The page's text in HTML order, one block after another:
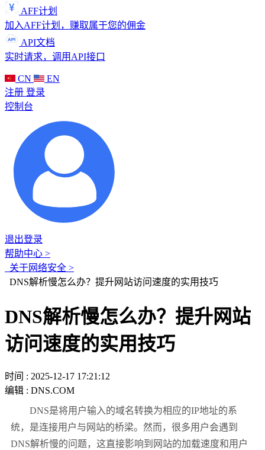
AFF计划
加入AFF计划，赚取属于您的佣金
API文档
实时请求，调用API接口
CN
EN
注册 登录
控制台
退出登录
帮助中心 >
关于网络安全 >
DNS解析慢怎么办？提升网站访问速度的实用技巧
DNS解析慢怎么办？提升网站
访问速度的实用技巧
时间 : 2025-12-17 17:21:12
编辑 : DNS.COM
DNS是将用户输入的域名转换为相应的IP地址的系
统，是连接用户与网站的桥梁。然而，很多用户会遇到
DNS解析慢的问题，这直接影响到网站的加载速度和用户